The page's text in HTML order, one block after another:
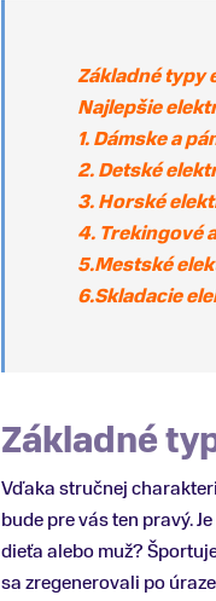
Základné typy
Najlepšie
1. Dámske a
2. Detské
3. Horské
4. Trekingové
5.Mestské
6.Skladacie
Základné
Vďaka stručnej
bude pre vás ten pravý.
dieťa alebo muž?
sa zregenerovali po